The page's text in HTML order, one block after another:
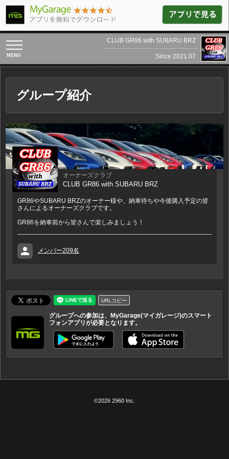
toggle
navigation
CLUB GR86 with SUBARU BRZ
Since 2021.07
グループ紹介
オーナーズクラブ
CLUB GR86 with SUBARU BRZ
GR86やSUBARU BRZのオーナー様や、納車待ちや今後購入予定の皆
さんによるオーナーズクラブです。
GR86を納車前から皆さんで楽しみましょう！
person メンバー209名
URLコピー
グループへの参加は、MyGarage(マイガレージ)のスマート
フォンアプリが必要となります。
©2026 2960 Inc.